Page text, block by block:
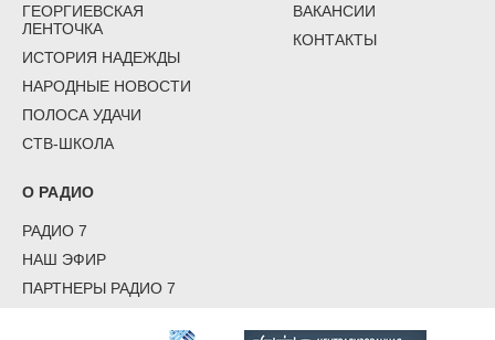
ГЕОРГИЕВСКАЯ
ЛЕНТОЧКА
ИСТОРИЯ НАДЕЖДЫ
НАРОДНЫЕ НОВОСТИ
ПОЛОСА УДАЧИ
СТВ-ШКОЛА
ВАКАНСИИ
КОНТАКТЫ
О РАДИО
РАДИО 7
НАШ ЭФИР
ПАРТНЕРЫ РАДИО 7